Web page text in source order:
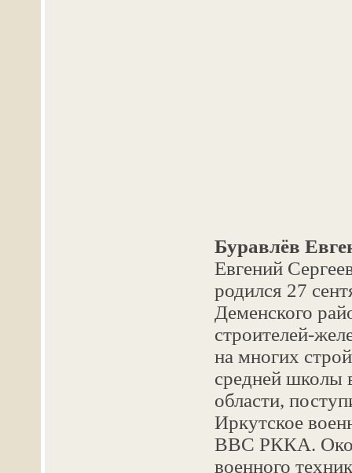
Буравлёв
Евгений
родился 27
Деменского
строителей-
на многих
средней школы
области,
Иркутское
ВВС РККА.
военного